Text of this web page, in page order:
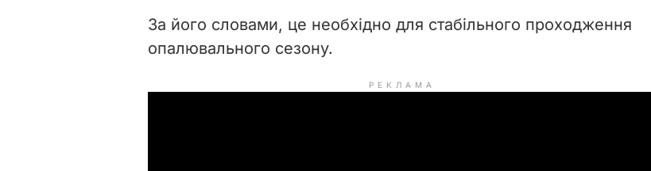
За його словами, це необхідно для стабільного проходження
опалювального сезону.
РЕКЛАМА